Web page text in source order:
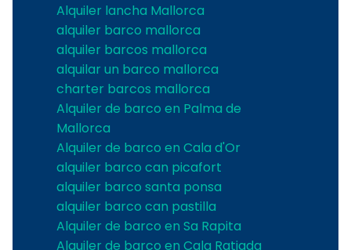
Alquiler lancha Mallorca
alquiler barco mallorca
alquiler barcos mallorca
alquilar un barco mallorca
charter barcos mallorca
Alquiler de barco en Palma de
Mallorca
Alquiler de barco en Cala d'Or
alquiler barco can picafort
alquiler barco santa ponsa
alquiler barco can pastilla
Alquiler de barco en Sa Rapita
Alquiler de barco en Cala Ratjada